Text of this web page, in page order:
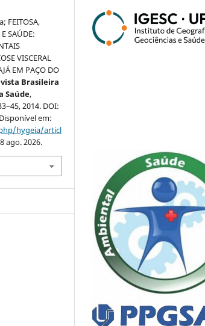
FEITOSA,
SAÚDE:
VISCERAL
EM PAÇO DO
Brasileira
Saúde,
2014. DOI:
em:
hygeia/articl
ago. 2026.